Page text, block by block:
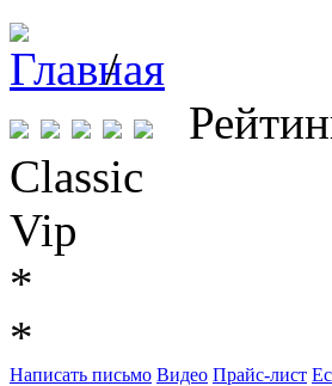
/
Classic
Vip
*
*
Написать письмо Видео Прайс-лист